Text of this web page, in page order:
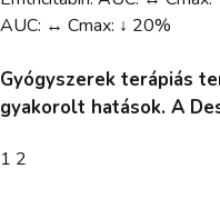
AUC: ↔ Cmax: ↓ 20%
Gyógyszerek terápiás
gyakorolt hatások. A
1 2